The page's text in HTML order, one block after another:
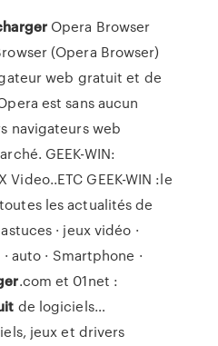
Opera Browser
(Opera Browser)
web gratuit et de
est sans aucun
navigateurs web
GEEK-WIN:
Video..ETC GEEK-WIN :le
les actualités de
· jeux vidéo ·
auto · Smartphone ·
.com et 01net :
de logiciels…
jeux et drivers